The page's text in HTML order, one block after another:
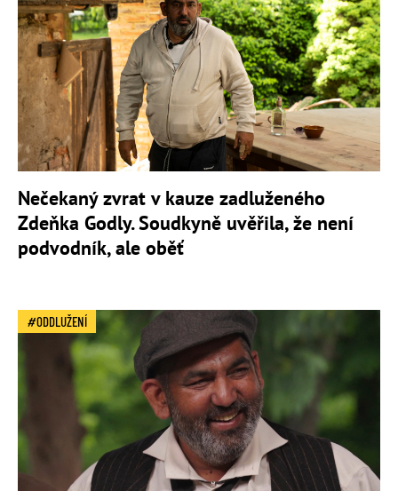
Nečekaný zvrat v kauze zadluženého
Zdeňka Godly. Soudkyně uvěřila, že není
podvodník, ale oběť
ODDLUŽENÍ